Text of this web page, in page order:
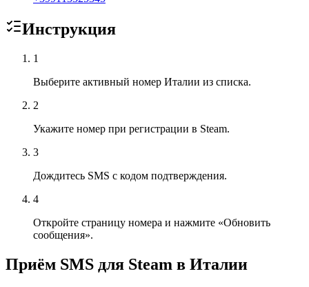
Инструкция
1
Выберите активный номер Италии из списка.
2
Укажите номер при регистрации в Steam.
3
Дождитесь SMS с кодом подтверждения.
4
Откройте страницу номера и нажмите «Обновить
сообщения».
Приём SMS для Steam в Италии